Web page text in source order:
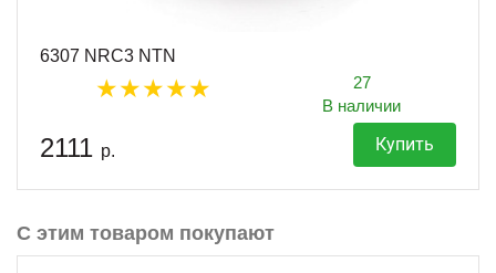
6307 NRC3 NTN
27
В наличии
2111 р. Купить
С этим товаром покупают